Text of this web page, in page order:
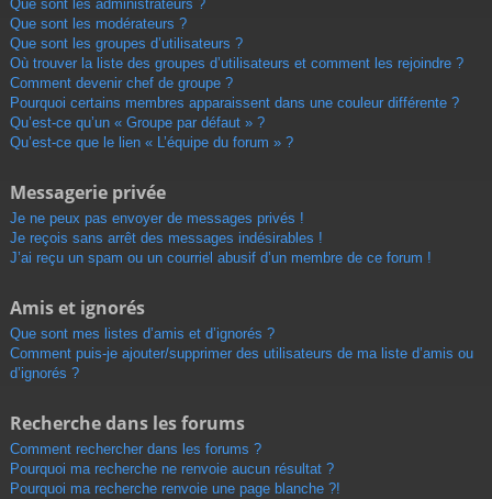
Que sont les administrateurs ?
Que sont les modérateurs ?
Que sont les groupes d’utilisateurs ?
Où trouver la liste des groupes d’utilisateurs et comment les rejoindre ?
Comment devenir chef de groupe ?
Pourquoi certains membres apparaissent dans une couleur différente ?
Qu’est-ce qu’un « Groupe par défaut » ?
Qu’est-ce que le lien « L’équipe du forum » ?
Messagerie privée
Je ne peux pas envoyer de messages privés !
Je reçois sans arrêt des messages indésirables !
J’ai reçu un spam ou un courriel abusif d’un membre de ce forum !
Amis et ignorés
Que sont mes listes d’amis et d’ignorés ?
Comment puis-je ajouter/supprimer des utilisateurs de ma liste d’amis ou
d’ignorés ?
Recherche dans les forums
Comment rechercher dans les forums ?
Pourquoi ma recherche ne renvoie aucun résultat ?
Pourquoi ma recherche renvoie une page blanche ?!